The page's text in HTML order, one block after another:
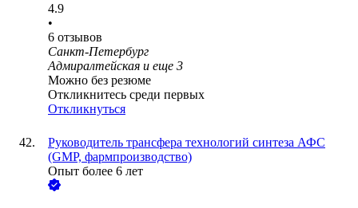
4.9
•
6 отзывов
Санкт-Петербург
Адмиралтейская и еще 3
Можно без резюме
Откликнитесь среди первых
Откликнуться
Руководитель трансфера технологий синтеза АФС
(GMP, фармпроизводство)
Опыт более 6 лет